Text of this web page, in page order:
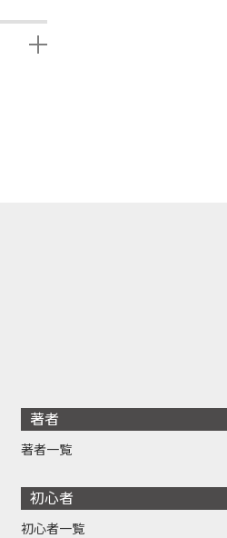
著者
著者一覧
初心者
初心者一覧